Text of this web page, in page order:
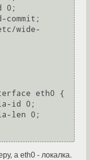
а eth0 - локалка.